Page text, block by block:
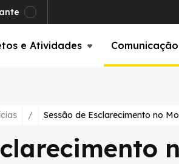
e Atividades Comunicação
/ Sessão de Esclarecimento no